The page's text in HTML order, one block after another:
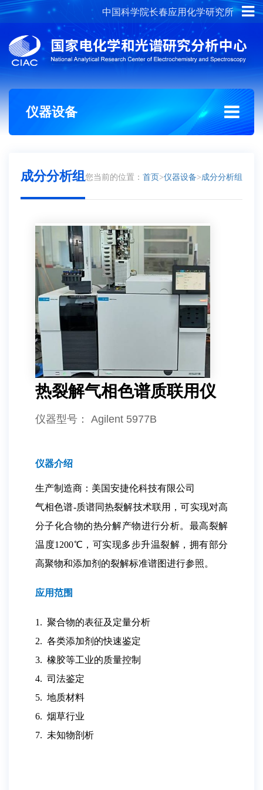
中国科学院长春应用化学研究所
概况介绍 组织架构
仪器设备
成分分析组您当前的位置： 首页>仪器设备>成分分析组
热裂解气相色谱质联用仪
仪器型号 ： Agilent 5977B
仪器介绍
生产制造商：美国安捷伦科技有限公司
气相色谱-质谱同热裂解技术联用，可实现对高
分子化合物的热分解产物进行分析。最高裂解
温度1200℃，可实现多步升温裂解，拥有部分
高聚物和添加剂的裂解标准谱图进行参照。
应用范围
1. 聚合物的表征及定量分析
2. 各类添加剂的快速鉴定
3. 橡胶等工业的质量控制
4. 司法鉴定
5. 地质材料
6. 烟草行业
7. 未知物剖析